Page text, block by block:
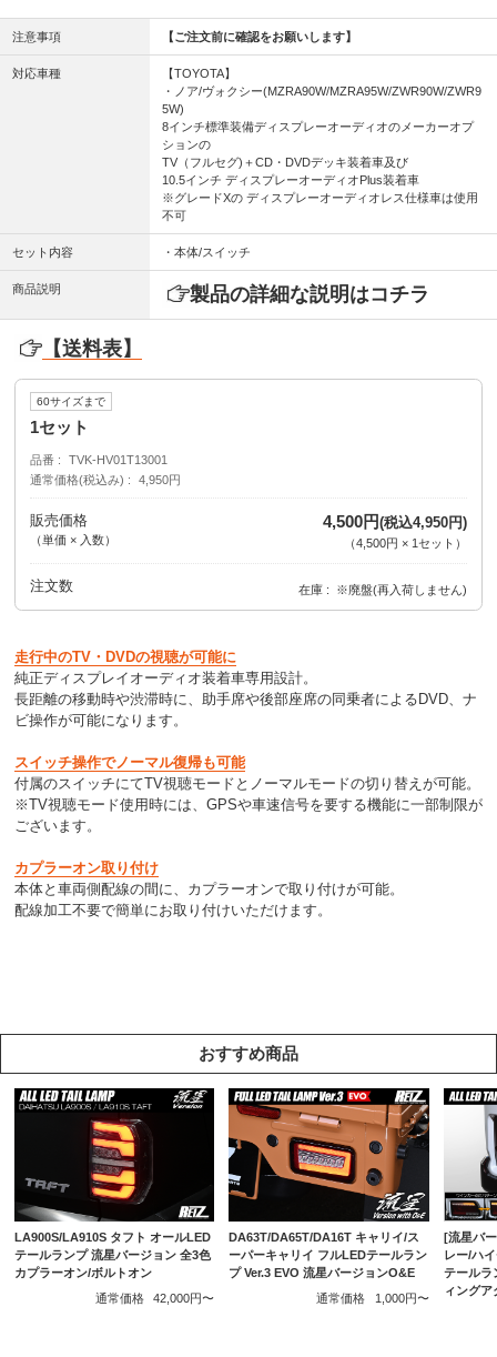
注意事項 【ご注文前に確認をお願いします】
対応車種
【TOYOTA】
・ノア/ヴォクシー(MZRA90W/MZRA95W/ZWR90W/ZWR9
5W)
8インチ標準装備ディスプレーオーディオのメーカーオプ
ションの
TV（フルセグ)＋CD・DVDデッキ装着車及び
10.5インチ ディスプレーオーディオPlus装着車
※グレードXの ディスプレーオーディオレス仕様車は使用
不可
セット内容 ・本体/スイッチ
商品説明 製品の詳細な説明はコチラ
【送料表】
60サイズまで
1セット
品番
TVK-HV01T13001
通常価格(税込み)
4,950円
販売価格
（単価 × 入数）
4,500円(税込4,950円)
（4,500円 × 1 セット ）
注文数 在庫 ※廃盤(再入荷しません)
走行中のTV・DVDの視聴が可能に
純正ディスプレイオーディオ装着車専用設計。
長距離の移動時や渋滞時に、助手席や後部座席の同乗者によるDVD、ナ
ビ操作が可能になります。
スイッチ操作でノーマル復帰も可能
付属のスイッチにてTV視聴モードとノーマルモードの切り替えが可能。
※TV視聴モード使用時には、GPSや車速信号を要する機能に一部制限が
ございます。
カプラーオン取り付け
本体と車両側配線の間に、カプラーオンで取り付けが可能。
配線加工不要で簡単にお取り付けいただけます。
おすすめ商品
LA900S/LA910S タフト オールLED
テールランプ 流星バージョン 全3色
カプラーオン/ボルトオン
通常価格
42,000円〜
DA63T/DA65T/DA16T キャリイ/ス
ーパーキャリイ フルLEDテールラン
プ Ver.3 EVO 流星バージョンO&E
通常価格
1,000円〜
[流星バ
レー/ハ
テールラ
ィングア